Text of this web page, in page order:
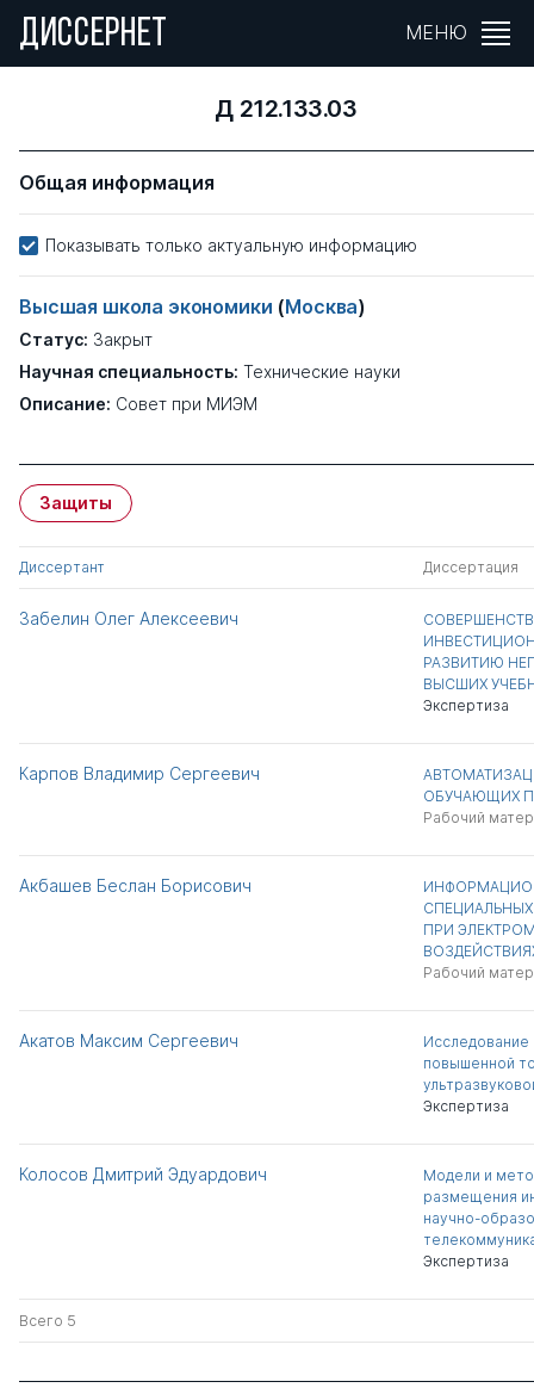
ДИССЕРНЕТ МЕНЮ
Д 212.133.03
Общая информация
Показывать только актуальную информацию
Высшая школа экономики (Москва)
Статус: Закрыт
Научная специальность: Технические науки
Описание: Совет при МИЭМ
Защиты
Диссертант Диссертация
Забелин Олег Алексеевич
РАЗВИТИЮ
ВЫСШИХ
Экспертиза
Карпов Владимир Сергеевич
ОБУЧАЮЩИХ
Рабочий
Акбашев Беслан Борисович
ПРИ
Рабочий
Акатов Максим Сергеевич
Исследование
повышенной
Экспертиза
Колосов Дмитрий Эдуардович
Модели и
размещения
научно-
Экспертиза
Всего 5